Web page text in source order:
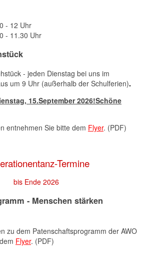
- 12 Uhr
- 11.30 Uhr
- jeden Dienstag bei uns im
um 9 Uhr (außerhalb der Schulferien).
15.September 2026!Schöne
entnehmen Sie bitte dem Flyer. (PDF)
Termine
bis Ende 2026
- Menschen stärken
zu dem Patenschaftsprogramm der AWO
Flyer. (PDF)